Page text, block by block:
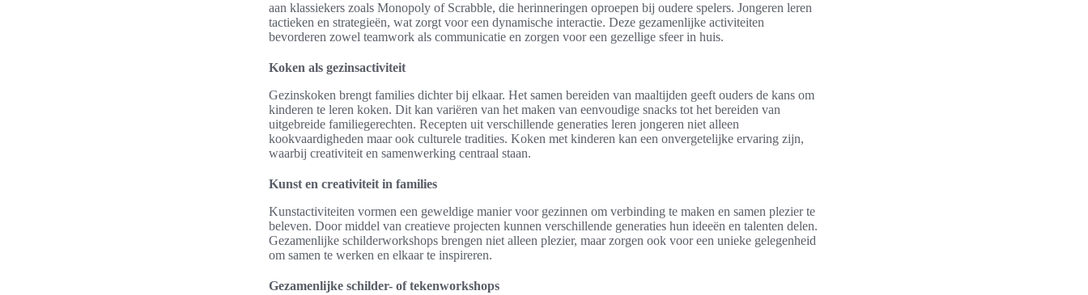
aan klassiekers zoals Monopoly of Scrabble, die herinneringen oproepen bij oudere spelers. Jongeren leren
tactieken en strategieën, wat zorgt voor een dynamische interactie. Deze gezamenlijke activiteiten
bevorderen zowel teamwork als communicatie en zorgen voor een gezellige sfeer in huis.
Koken als gezinsactiviteit
Gezinskoken brengt families dichter bij elkaar. Het samen bereiden van maaltijden geeft ouders de kans om
kinderen te leren koken. Dit kan variëren van het maken van eenvoudige snacks tot het bereiden van
uitgebreide familiegerechten. Recepten uit verschillende generaties leren jongeren niet alleen
kookvaardigheden maar ook culturele tradities. Koken met kinderen kan een onvergetelijke ervaring zijn,
waarbij creativiteit en samenwerking centraal staan.
Kunst en creativiteit in families
Kunstactiviteiten vormen een geweldige manier voor gezinnen om verbinding te maken en samen plezier te
beleven. Door middel van creatieve projecten kunnen verschillende generaties hun ideeën en talenten delen.
Gezamenlijke schilderworkshops brengen niet alleen plezier, maar zorgen ook voor een unieke gelegenheid
om samen te werken en elkaar te inspireren.
Gezamenlijke schilder- of tekenworkshops